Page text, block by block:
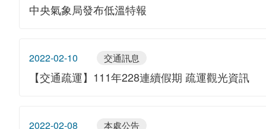
中央氣象局發布低溫特報
2022-02-10 交通訊息
【交通疏運】111年228連續假期 疏運觀光資訊
2022-02-08 本處公告